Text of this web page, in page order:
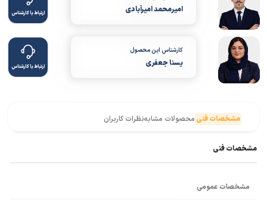
امیرمحمد امیرآبادی ارتباط با کارشناس
کارشناس این محصول
یسنا جعفری ارتباط با کارشناس
مشخصات فنی محصولات مشابهنظرات کاربران
مشخصات فنی
مشخصات عمومی